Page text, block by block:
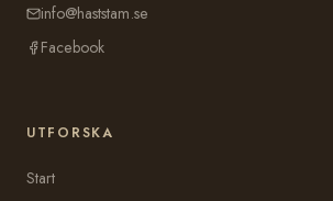
info@haststam.se
Facebook
UTFORSKA
Start